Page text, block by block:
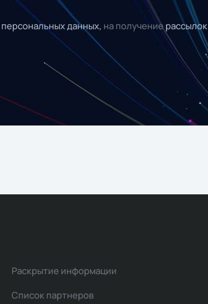
персональных данных, на получениерассылок
Раскрытие информации
Список партнеров